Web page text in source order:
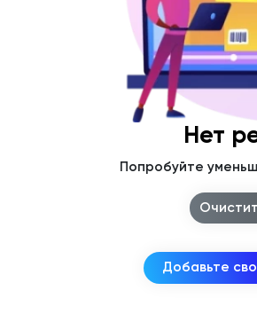
Нет
Попробуйте
Добавьте